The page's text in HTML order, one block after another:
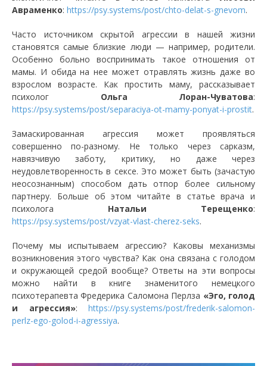
Авраменко: https://psy.systems/post/chto-delat-s-gnevom.
Часто источником скрытой агрессии в нашей жизни
становятся самые близкие люди — например, родители.
Особенно больно воспринимать такое отношения от
мамы. И обида на нее может отравлять жизнь даже во
взрослом возрасте. Как простить маму, рассказывает
психолог Ольга Лоран-Чуватова:
https://psy.systems/post/separaciya-ot-mamy-ponyat-i-prostit.
Замаскированная агрессия может проявляться
совершенно по-разному. Не только через сарказм,
навязчивую заботу, критику, но даже через
неудовлетворенность в сексе. Это может быть (зачастую
неосознанным) способом дать отпор более сильному
партнеру. Больше об этом читайте в статье врача и
психолога Натальи Терещенко:
https://psy.systems/post/vzyat-vlast-cherez-seks.
Почему мы испытываем агрессию? Каковы механизмы
возникновения этого чувства? Как она связана с голодом
и окружающей средой вообще? Ответы на эти вопросы
можно найти в книге знаменитого немецкого
психотерапевта Фредерика Саломона Перлза «Эго, голод
и агрессия»: https://psy.systems/post/frederik-salomon-
perlz-ego-golod-i-agressiya.